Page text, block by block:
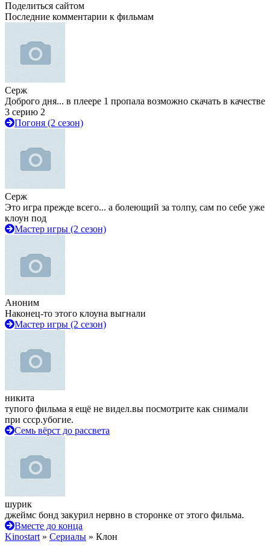
Поделиться сайтом
Последние комментарии к фильмам
Серж
Доброго дня... в плеере 1 пропала возможно скачать в качестве
3 серию 2
Погоня (2 сезон)
Серж
Это игра прежде всего... а болеющий за толпу, сам по себе уже
клоун под
Мастер игры (2 сезон)
Аноним
Наконец-то этого клоуна выгнали
Мастер игры (2 сезон)
никита
тупого фильма я ещё не видел.вы посмотрите как снимали
при ссср.убогие.
Семь вёрст до рассвета
шурик
джеймс бонд закурил нервно в сторонке от этого фильма.
Вместе до конца
Kinostart » Сериалы » Клон